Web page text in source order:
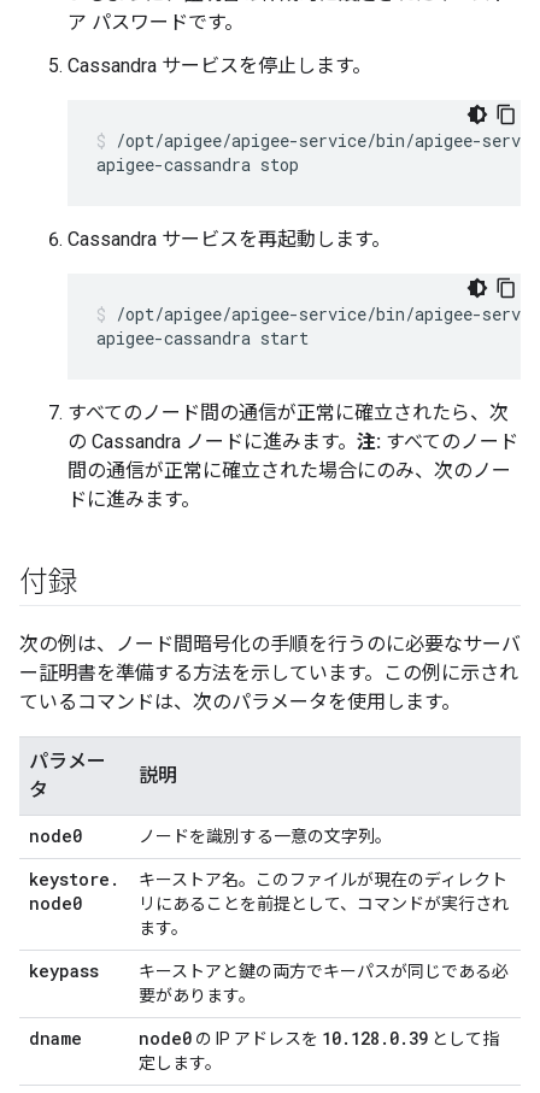
ア パスワードです。
Cassandra サービスを停止します。
/opt/apigee/apigee-service/bin/apigee-
Cassandra サービスを再起動します。
/opt/apigee/apigee-service/bin/apigee-
すべてのノード間の通信が正常に確立されたら、次
の Cassandra ノードに進みます。 注: すべてのノード
間の通信が正常に確立された場合にのみ、次のノー
ドに進みます。
付録
次の例は、ノード間暗号化の手順を行うのに必要なサーバ
ー証明書を準備する方法を示しています。この例に示され
ているコマンドは、次のパラメータを使用します。
パラメー
タ
説明
node0 ノードを識別する一意の文字列。
keystore .
node0
キーストア名。このファイルが現在のディレクト
リにあることを前提として、コマンドが実行され
ます。
keypass
キーストアと鍵の両方でキーパスが同じである必
要があります。
dname node0 の IP アドレスを 10. 128 . 0. 39 として指
定します。